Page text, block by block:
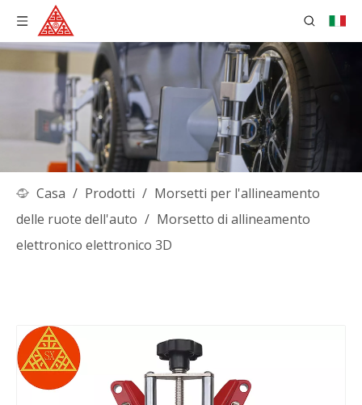
Casa / Prodotti / Morsetti per l'allineamento
delle ruote dell'auto / Morsetto di allineamento
elettronico elettronico 3D